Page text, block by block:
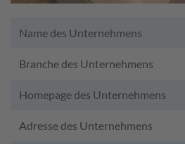
Name des Unternehmens
Branche des Unternehmens
Homepage des Unternehmens
Adresse des Unternehmens